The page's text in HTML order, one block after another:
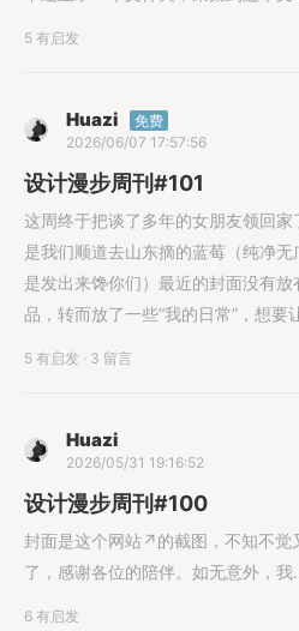
5 有启发
Huazi
免费
2026/06/07 17:57:56
设计漫步周刊#101
这周终于把谈了多年的女朋友领回家
是我们顺道去山东摘的蓝莓（纯净无
是发出来馋你们）最近的封面没有放
品，转而放了一些“我的日常”，想要
主画招牌，他的作品并不“高端”，但
的环境融合，最普通的招牌更能展现
力。不可点击动画↗︎提升用户体验的
5 有启发 · 3 留言
Huazi
2026/05/31 19:16:52
设计漫步周刊#100
封面是这个网站↗︎的截图，不知不觉
了，感谢各位的陪伴。如无意外，我
6 有启发